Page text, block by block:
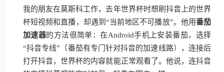
我的朋友在莫斯科工作，去年世界杯时想刷抖音上的世界
杯短视频和直播，却遇到“当前地区不可播放”。他用番茄
加速器的方法很简单：在Android手机上安装番茄，选择
“抖音专线”（番茄有专门针对抖音的加速线路），连接后
打开抖音，世界杯的内容就能正常观看了。他说，连抖音